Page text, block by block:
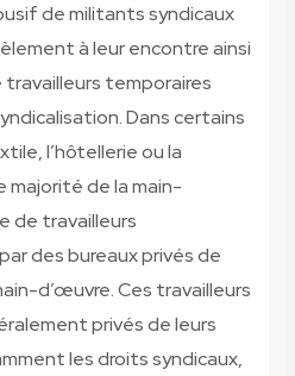
de militants syndicaux
à leur encontre ainsi
temporaires
Dans certains
l’hôtellerie ou la
majorité de la main-
de travailleurs
des bureaux privés de
d’œuvre. Ces travailleurs
privés de leurs
les droits syndicaux,